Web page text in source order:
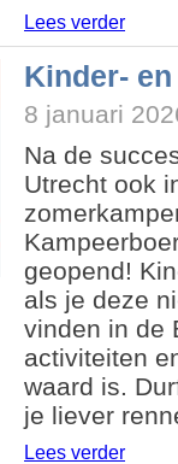
Lees verder
Kinder-
8 januari
Na de
Utrecht ook
geopend!
als je deze
vinden in de
activiteiten
waard is.
je liever
Lees verder